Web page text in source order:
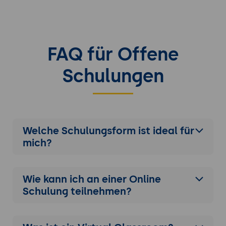
FAQ für Offene
Schulungen
Welche Schulungsform ist ideal für
mich?
Wie kann ich an einer Online
Schulung teilnehmen?